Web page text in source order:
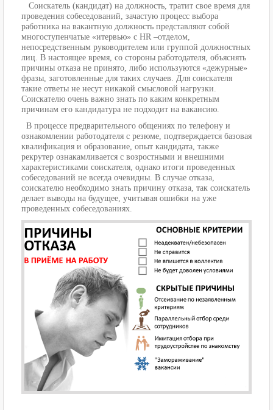
Соискатель (кандидат) на должность, тратит свое время для
проведения собеседований, зачастую процесс выбора
работника на вакантную должность представляют собой
многоступенчатые «итервью» с HR –отделом,
непосредственным руководителем или группой должностных
лиц. В настоящее время, со стороны работодателя, объяснять
причины отказа не принято, либо используются «дежурные»
фразы, заготовленные для таких случаев. Для соискателя
такие ответы не несут никакой смысловой нагрузки.
Соискателю очень важно знать по каким конкретным
причинам его кандидатура не подходит на вакансию.
В процессе предварительного общениях по телефону и
ознакомлении работодателя с резюме, подтверждается базовая
квалификация и образование, опыт кандидата, также
рекрутер ознакамливается с возростными и внешними
характеристиками соискателя, однако итоги проведенных
собеседований не всегда очевидны. В случае отказа,
соискателю необходимо знать причину отказа, так соискатель
делает выводы на будущее, учитывая ошибки на уже
проведенных собеседованиях.